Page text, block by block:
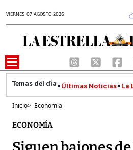
VIERNES 07 AGOSTO 2026
Últimas Noticias La
Inicio> Economía
ECONOMÍA